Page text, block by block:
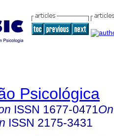
Psicológica
ISSN 1677-0471
ISSN 2175-3431